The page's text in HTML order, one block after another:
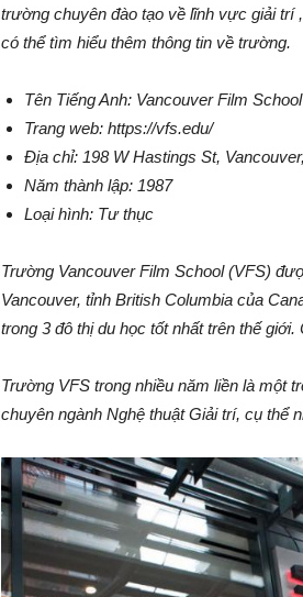
trường chuyên đào tạo về lĩnh vực giải
có thể tìm hiểu thêm thông tin về trường.
Tên Tiếng Anh: Vancouver Film School
Trang web: https://vfs.edu/
Địa chỉ: 198 W Hastings St,
Năm thành lập: 1987
Loại hình: Tư thục
Trường Vancouver Film School (VFS)
Vancouver, tỉnh British Columbia của
trong 3 đô thị du học tốt nhất trên thế
Trường VFS trong nhiều năm liền là một
chuyên ngành Nghệ thuật Giải trí, cụ thể